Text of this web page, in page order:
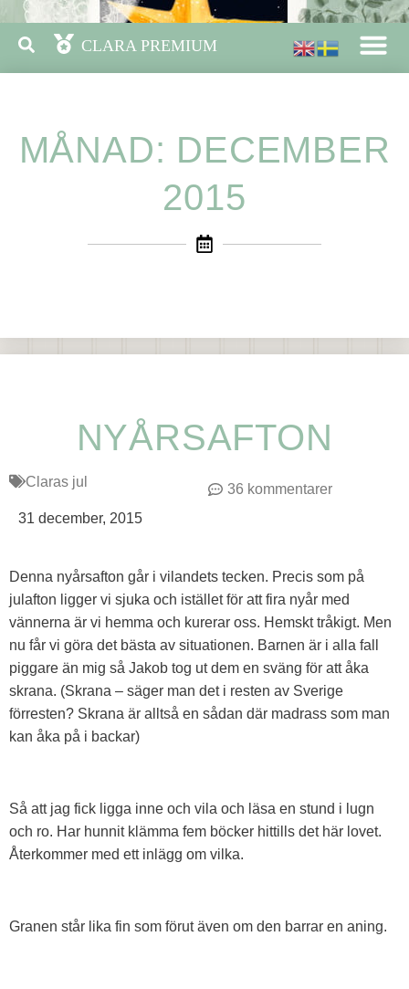
MÅNAD: DECEMBER
2015
NYÅRSAFTON
Claras jul
36 kommentarer
31 december, 2015
Denna nyårsafton går i vilandets tecken. Precis som på
julafton ligger vi sjuka och istället för att fira nyår med
vännerna är vi hemma och kurerar oss. Hemskt tråkigt. Men
nu får vi göra det bästa av situationen. Barnen är i alla fall
piggare än mig så Jakob tog ut dem en sväng för att åka
skrana. (Skrana – säger man det i resten av Sverige
förresten? Skrana är alltså en sådan där madrass som man
kan åka på i backar)
Så att jag fick ligga inne och vila och läsa en stund i lugn
och ro. Har hunnit klämma fem böcker hittills det här lovet.
Återkommer med ett inlägg om vilka.
Granen står lika fin som förut även om den barrar en aning.